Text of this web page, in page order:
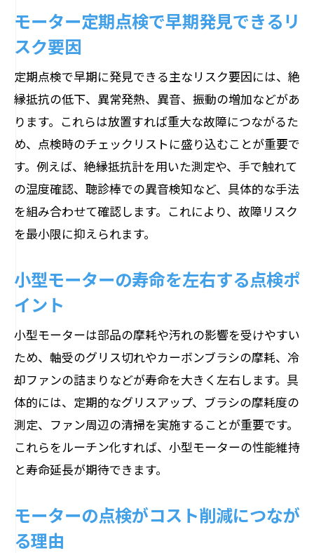
小型モーターの故障を見抜く日常点検の
ポイント
モーター定期点検で発見できる異常兆候
とは
テスターによる異常診断の実践的な使い
方
モーター点検で注意すべき予兆現象を解
説
モーターの寿命計算と定期点検の関係性
モーター寿命計算の基本と活用ポイント
小型モーターの寿命を計算するための注
意点
寿命計算とモーター日常管理の重要な関
モーター寿命延長のための点検戦略を考
察
モーター絶縁抵抗の測り方と点検の重要
モーター定期点検で早期発見できるリ
スク要因
定期点検で早期に発見できる主なリスク要因には、絶
縁抵抗の低下、異常発熱、異音、振動の増加などがあ
ります。これらは放置すれば重大な故障につながるた
め、点検時のチェックリストに盛り込むことが重要で
す。例えば、絶縁抵抗計を用いた測定や、手で触れて
の温度確認、聴診棒での異音検知など、具体的な手法
を組み合わせて確認します。これにより、故障リスク
を最小限に抑えられます。
小型モーターの寿命を左右する点検ポ
イント
小型モーターは部品の摩耗や汚れの影響を受けやすい
ため、軸受のグリス切れやカーボンブラシの摩耗、冷
却ファンの詰まりなどが寿命を大きく左右します。具
体的には、定期的なグリスアップ、ブラシの摩耗度の
測定、ファン周辺の清掃を実施することが重要です。
これらをルーチン化すれば、小型モーターの性能維持
と寿命延長が期待できます。
モーターの点検がコスト削減につなが
る理由